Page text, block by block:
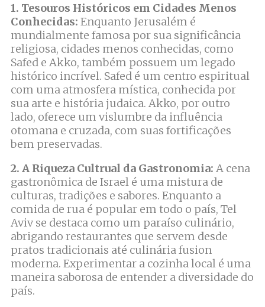
1. Tesouros Históricos em Cidades Menos
Conhecidas: Enquanto Jerusalém é
mundialmente famosa por sua significância
religiosa, cidades menos conhecidas, como
Safed e Akko, também possuem um legado
histórico incrível. Safed é um centro espiritual
com uma atmosfera mística, conhecida por
sua arte e história judaica. Akko, por outro
lado, oferece um vislumbre da influência
otomana e cruzada, com suas fortificações
bem preservadas.
2. A Riqueza Cultrual da Gastronomia: A cena
gastronômica de Israel é uma mistura de
culturas, tradições e sabores. Enquanto a
comida de rua é popular em todo o país, Tel
Aviv se destaca como um paraíso culinário,
abrigando restaurantes que servem desde
pratos tradicionais até culinária fusion
moderna. Experimentar a cozinha local é uma
maneira saborosa de entender a diversidade do
país.